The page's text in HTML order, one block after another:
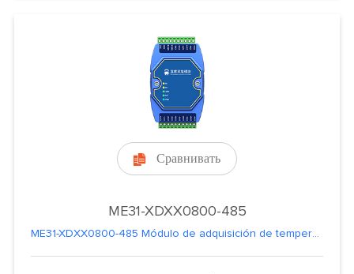
 Сравнивать
ME31-XDXX0800-485
ME31-XDXX0800-485 Módulo de adquisición de temperatura de resistencia térmica PT100 de 8 canales